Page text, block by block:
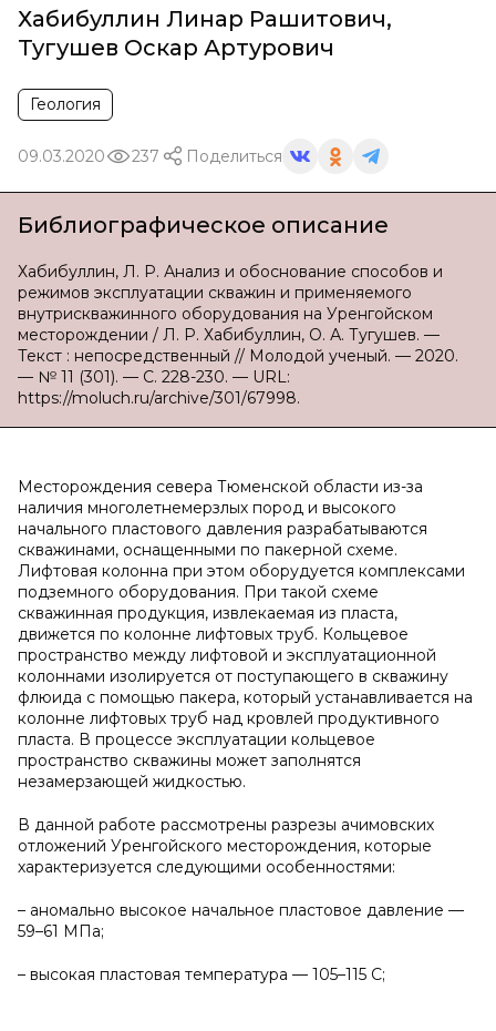
Хабибуллин Линар Рашитович,
Тугушев Оскар Артурович
Геология
09.03.2020 237 Поделиться
Библиографическое описание
Хабибуллин, Л. Р. Анализ и обоснование способов и
режимов эксплуатации скважин и применяемого
внутрискважинного оборудования на Уренгойском
месторождении / Л. Р. Хабибуллин, О. А. Тугушев. —
Текст : непосредственный // Молодой ученый. — 2020.
— № 11 (301). — С. 228-230. — URL:
https://moluch.ru/archive/301/67998.
Месторождения севера Тюменской области из-за
наличия многолетнемерзлых пород и высокого
начального пластового давления разрабатываются
скважинами, оснащенными по пакерной схеме.
Лифтовая колонна при этом оборудуется комплексами
подземного оборудования. При такой схеме
скважинная продукция, извлекаемая из пласта,
движется по колонне лифтовых труб. Кольцевое
пространство между лифтовой и эксплуатационной
колоннами изолируется от поступающего в скважину
флюида с помощью пакера, который устанавливается на
колонне лифтовых труб над кровлей продуктивного
пласта. В процессе эксплуатации кольцевое
пространство скважины может заполнятся
незамерзающей жидкостью.
В данной работе рассмотрены разрезы ачимовских
отложений Уренгойского месторождения, которые
характеризуется следующими особенностями:
– аномально высокое начальное пластовое давление —
59–61 МПа;
– высокая пластовая температура — 105–115 С;